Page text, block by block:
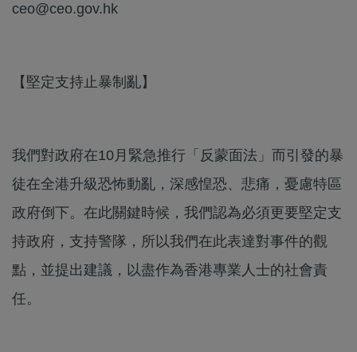
ceo@ceo.gov.hk
【堅定支持止暴制亂】
我們對政府在10月緊急推行「反蒙面法」而引發的暴
徒在全港升級恐怖動亂，深感惶恐、悲痛，憂慮特區
政府倒下。在此關鍵時候，我們認為必須更要堅定支
持政府，支持警隊，所以我們在此表達對事件的觀
點，並提出建議，以盡作為香港專業人士的社會責
任。